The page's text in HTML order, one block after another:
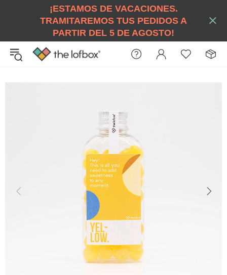
¡ESTAMOS DE VACACIONES.
TRAMITAREMOS TUS PEDIDOS A
PARTIR DEL 5 DE AGOSTO!